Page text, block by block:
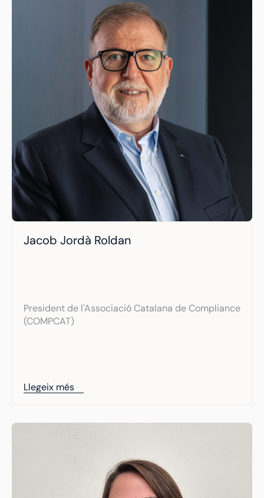
Jacob Jordà Roldan
President de l'Associació Catalana de Compliance
(COMPCAT)
Llegeix més